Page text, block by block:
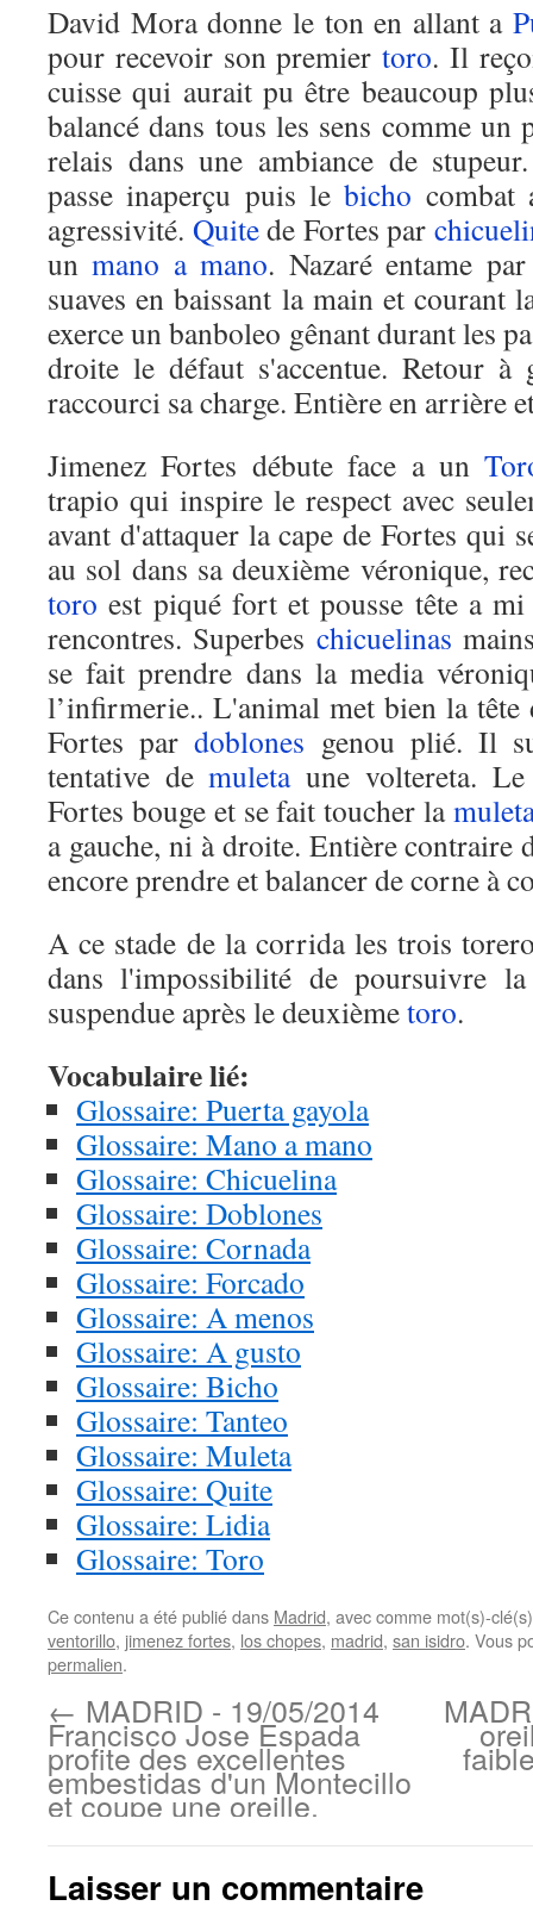
David Mora donne le ton en allant a
pour recevoir son premiertoro. Il
cuisse qui aurait pu être beaucoup
balancé dans tous les sens comme un
relais dans une ambiance de
passe inaperçu puis lebicho combat
agressivité. Quitede Fortes par
unmano a mano. Nazaré entame
suaves en baissant la main et
exerce un banboleo gênant durant les
droite le défaut s'accentue. Retour
raccourci sa charge. Entière en arrière
Jimenez Fortes débute face a un
trapio qui inspire le respect avec
avant d'attaquer la cape de Fortes qui
au sol dans sa deuxième véronique,
toro est piqué fort et pousse tête a
rencontres. Superbes chicuelinas
se fait prendre dans la media
l’infirmerie.. L'animal met bien la tête
Fortes pardoblones genou plié. Il
tentative demuletaune voltereta.
Fortes bouge et se fait toucher la
a gauche, ni à droite. Entière contraire
encore prendre et balancer de corne à
A ce stade de la corrida les trois
dans l'impossibilité de poursuivre
suspendue après le deuxièmetoro.
Vocabulaire lié:
Glossaire: Puerta gayola
Glossaire: Mano a mano
Glossaire: Chicuelina
Glossaire: Doblones
Glossaire: Cornada
Glossaire: Forcado
Glossaire: A menos
Glossaire: A gusto
Glossaire: Bicho
Glossaire: Tanteo
Glossaire: Muleta
Glossaire: Quite
Glossaire: Lidia
Glossaire: Toro
Ce contenu a été publié dans Madrid, avec comme mot(s)-
ventorillo, jimenez fortes, los chopes, madrid, san isidro. Vous
permalien.
← MADRID - 19/05/2014
Francisco Jose Espada
profite des excellentes
embestidas d'un Montecillo
et coupe une oreille.
Laisser un commentaire